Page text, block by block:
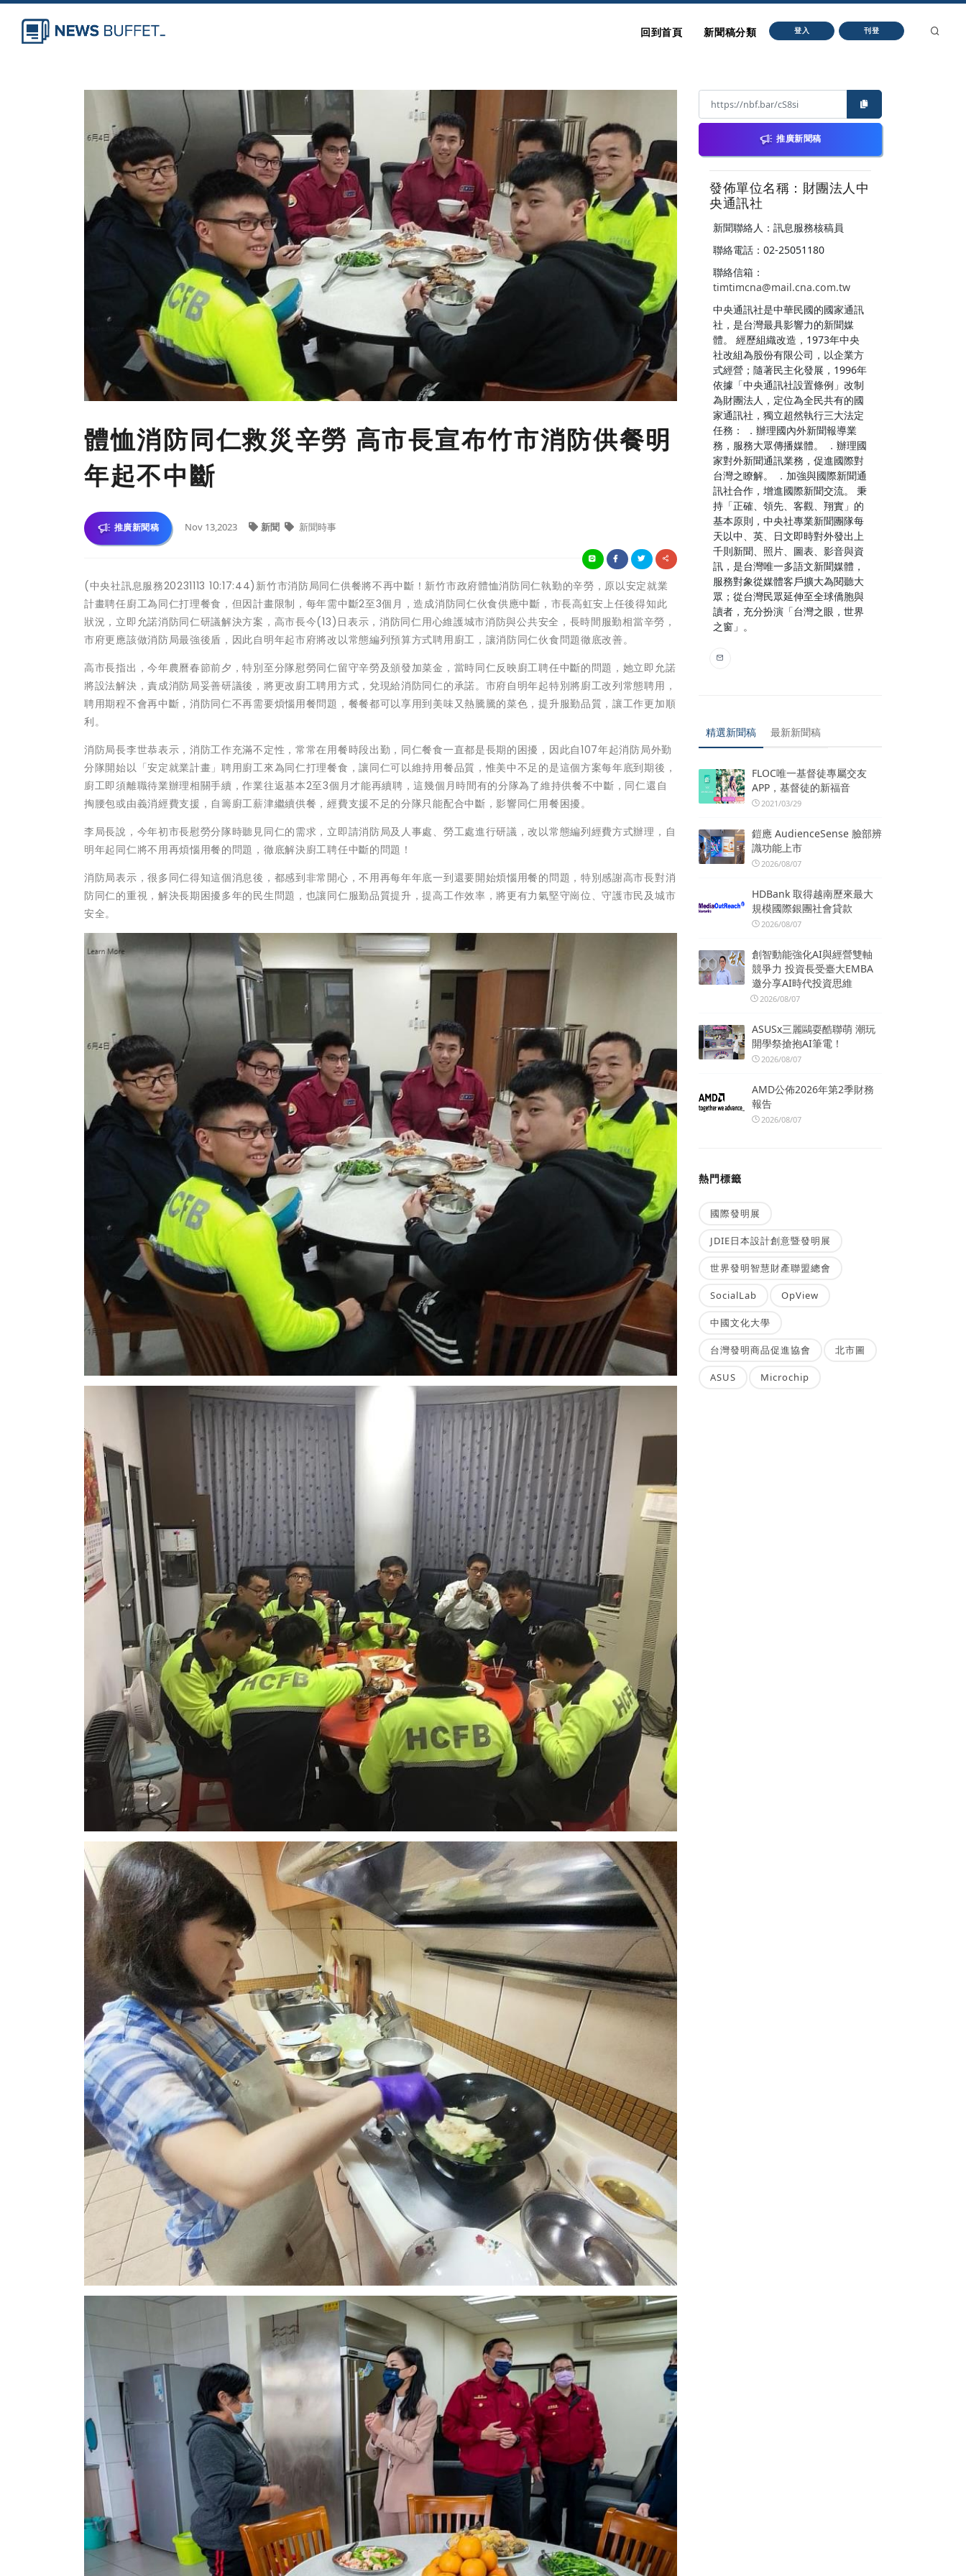
回到首頁 新聞稿分類 登入 刊登
體恤消防同仁救災辛勞 高市長宣布竹市消防供餐明
年起不中斷
推廣新聞稿 Nov 13,2023 新聞 新聞時事
(中央社訊息服務20231113 10:17:44)新竹市消防局同仁供餐將不再中斷！新竹市政府體恤消防同仁執勤的辛勞，原以安定就業
計畫聘任廚工為同仁打理餐食，但因計畫限制，每年需中斷2至3個月，造成消防同仁伙食供應中斷，市長高虹安上任後得知此
狀況，立即允諾消防同仁研議解決方案，高市長今(13)日表示，消防同仁用心維護城市消防與公共安全，長時間服勤相當辛勞，
市府更應該做消防局最強後盾，因此自明年起市府將改以常態編列預算方式聘用廚工，讓消防同仁伙食問題徹底改善。
高市長指出，今年農曆春節前夕，特別至分隊慰勞同仁留守辛勞及頒發加菜金，當時同仁反映廚工聘任中斷的問題，她立即允諾
將設法解決，責成消防局妥善研議後，將更改廚工聘用方式，兌現給消防同仁的承諾。市府自明年起特別將廚工改列常態聘用，
聘用期程不會再中斷，消防同仁不再需要煩惱用餐問題，餐餐都可以享用到美味又熱騰騰的菜色，提升服勤品質，讓工作更加順
利。
消防局長李世恭表示，消防工作充滿不定性，常常在用餐時段出勤，同仁餐食一直都是長期的困擾，因此自107年起消防局外勤
分隊開始以「安定就業計畫」聘用廚工來為同仁打理餐食，讓同仁可以維持用餐品質，惟美中不足的是這個方案每年底到期後，
廚工即須離職待業辦理相關手續，作業往返基本2至3個月才能再續聘，這幾個月時間有的分隊為了維持供餐不中斷，同仁還自
掏腰包或由義消經費支援，自籌廚工薪津繼續供餐，經費支援不足的分隊只能配合中斷，影響同仁用餐困擾。
李局長說，今年初市長慰勞分隊時聽見同仁的需求，立即請消防局及人事處、勞工處進行研議，改以常態編列經費方式辦理，自
明年起同仁將不用再煩惱用餐的問題，徹底解決廚工聘任中斷的問題！
消防局表示，很多同仁得知這個消息後，都感到非常開心，不用再每年年底一到還要開始煩惱用餐的問題，特別感謝高市長對消
防同仁的重視，解決長期困擾多年的民生問題，也讓同仁服勤品質提升，提高工作效率，將更有力氣堅守崗位、守護市民及城市
安全。
推廣新聞稿
發佈單位名稱：財團法人中
央通訊社
新聞聯絡人：訊息服務核稿員
聯絡電話：02-25051180
聯絡信箱：
timtimcna@mail.cna.com.tw
中央通訊社是中華民國的國家通訊
社，是台灣最具影響力的新聞媒
體。 經歷組織改造，1973年中央
社改組為股份有限公司，以企業方
式經營；隨著民主化發展，1996年
依據「中央通訊社設置條例」改制
為財團法人，定位為全民共有的國
家通訊社，獨立超然執行三大法定
任務： ．辦理國內外新聞報導業
務，服務大眾傳播媒體。 ．辦理國
家對外新聞通訊業務，促進國際對
台灣之瞭解。 ．加強與國際新聞通
訊社合作，增進國際新聞交流。 秉
持「正確、領先、客觀、翔實」的
基本原則，中央社專業新聞團隊每
天以中、英、日文即時對外發出上
千則新聞、照片、圖表、影音與資
訊，是台灣唯一多語文新聞媒體，
服務對象從媒體客戶擴大為閱聽大
眾；從台灣民眾延伸至全球僑胞與
讀者，充分扮演「台灣之眼，世界
之窗」。
精選新聞稿 最新新聞稿
FLOC唯一基督徒專屬交友
APP，基督徒的新福音
2021/03/29
鎧應 AudienceSense 臉部辨
識功能上市
2026/08/07
HDBank 取得越南歷來最大
規模國際銀團社會貸款
2026/08/07
創智動能強化AI與經營雙軸
競爭力 投資長受臺大EMBA
邀分享AI時代投資思維
2026/08/07
ASUSx三麗鷗耍酷聯萌 潮玩
開學祭搶抱AI筆電！
2026/08/07
AMD公佈2026年第2季財務
報告
2026/08/07
熱門標籤
國際發明展
JDIE日本設計創意暨發明展
世界發明智慧財產聯盟總會
SocialLab OpView
中國文化大學
台灣發明商品促進協會 北市圖
ASUS Microchip